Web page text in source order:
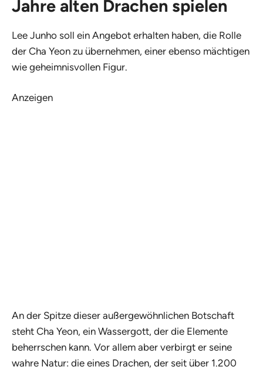
Jahre alten Drachen spielen
Lee Junho soll ein Angebot erhalten haben, die Rolle
der Cha Yeon zu übernehmen, einer ebenso mächtigen
wie geheimnisvollen Figur.
Anzeigen
An der Spitze dieser außergewöhnlichen Botschaft
steht Cha Yeon, ein Wassergott, der die Elemente
beherrschen kann. Vor allem aber verbirgt er seine
wahre Natur: die eines Drachen, der seit über 1.200